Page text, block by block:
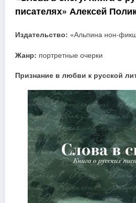
писателях» Алексей
Издательство: «Альпина нон-
Жанр: портретные очерки
Признание в любви к русской